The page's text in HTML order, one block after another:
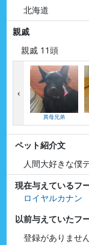
北海道
親戚
親戚 11頭
異母兄弟
‹
ペット紹介文
人間大好きな僕
現在与えているフ
ロイヤルカナン
以前与えていたフ
登録がありませ